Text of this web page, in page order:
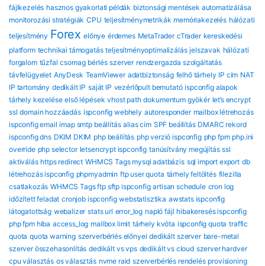
fájlkezelés hasznos gyakorlati példák biztonsági mentések automatizálása
monitorozási stratégiák CPU teljesítménymetrikák memóriakezelés hálózati
teljesítmény Forex előnye érdemes MetaTrader cTrader kereskedési
platform technikai támogatás teljesítményoptimalizálás jelszavak hálózati
forgalom tűzfal csomag bérlés szerver rendzergazda szolgáltatás
távfelügyelet AnyDesk TeamViewer adatbiztonság felhő tárhely IP cím NAT
IP tartomány dedikált IP saját IP vezérlőpult bemutató ispconfig alapok
tárhely kezelése első lépések vhost path dokumentum gyökér let’s encrypt
ssl domain hozzáadás ispconfig webhely autoresponder mailbox létrehozás
ispconfig email imap smtp beállítás alias cím SPF beállítás DMARC rekord
ispconfig dns DKIM DKIM php beállítás php verzió ispconfig php fpm php.ini
override php selector letsencrypt ispconfig tanúsítvány megújítás ssl
aktiválás https redirect WHMCS Tags mysql adatbázis sql import export db
létrehozás ispconfig phpmyadmin ftp user quota tárhely feltöltés filezilla
csatlakozás WHMCS Tags ftp sftp ispconfig artisan schedule cron log
időzített feladat cronjob ispconfig webstatisztika awstats ispconfig
látogatottság webalizer stats url error_log napló fájl hibakeresés ispconfig
php fpm hiba access_log mailbox limit tárhely kvóta ispconfig quota traffic
quota quota warning szerverbérlés előnyei dedikált szerver bare-metal
szerver összehasonlítás dedikált vs vps dedikált vs cloud szerver hardver
cpu választás os választás nvme raid szerverbérlés rendelés provisioning